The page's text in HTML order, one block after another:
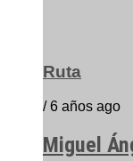
Ruta
/ 6 años ago
Miguel